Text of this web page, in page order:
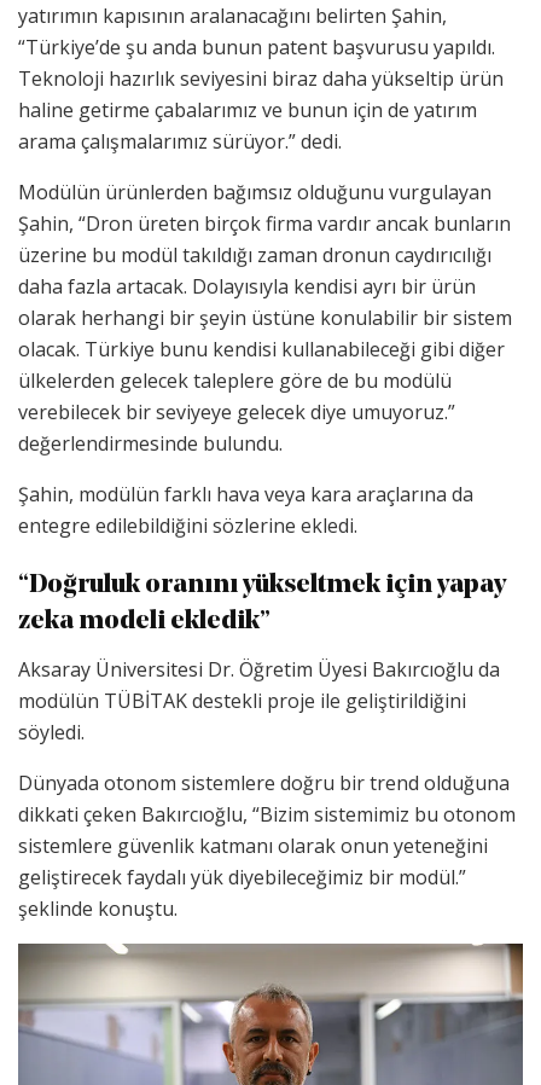
yatırımın kapısının aralanacağını belirten Şahin,
“Türkiye’de şu anda bunun patent başvurusu yapıldı.
Teknoloji hazırlık seviyesini biraz daha yükseltip ürün
haline getirme çabalarımız ve bunun için de yatırım
arama çalışmalarımız sürüyor.” dedi.
Modülün ürünlerden bağımsız olduğunu vurgulayan
Şahin, “Dron üreten birçok firma vardır ancak bunların
üzerine bu modül takıldığı zaman dronun caydırıcılığı
daha fazla artacak. Dolayısıyla kendisi ayrı bir ürün
olarak herhangi bir şeyin üstüne konulabilir bir sistem
olacak. Türkiye bunu kendisi kullanabileceği gibi diğer
ülkelerden gelecek taleplere göre de bu modülü
verebilecek bir seviyeye gelecek diye umuyoruz.”
değerlendirmesinde bulundu.
Şahin, modülün farklı hava veya kara araçlarına da
entegre edilebildiğini sözlerine ekledi.
“Doğruluk oranını yükseltmek için yapay
zeka modeli ekledik”
Aksaray Üniversitesi Dr. Öğretim Üyesi Bakırcıoğlu da
modülün TÜBİTAK destekli proje ile geliştirildiğini
söyledi.
Dünyada otonom sistemlere doğru bir trend olduğuna
dikkati çeken Bakırcıoğlu, “Bizim sistemimiz bu otonom
sistemlere güvenlik katmanı olarak onun yeteneğini
geliştirecek faydalı yük diyebileceğimiz bir modül.”
şeklinde konuştu.